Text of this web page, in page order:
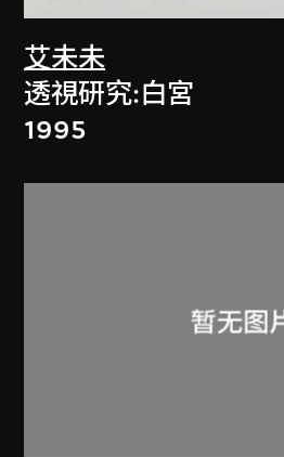
艾未未
透視研究:白宮
1995